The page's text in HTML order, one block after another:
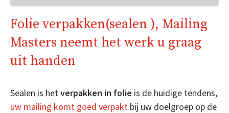
Folie verpakken(sealen ), Mailing
Masters neemt het werk u graag
uit handen
Sealen is hetverpakken in folie is de huidige tendens,
uw mailing komt goed verpakt bij uw doelgroep op de